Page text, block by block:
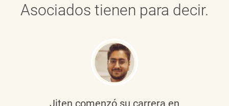
Asociados tienen para decir.
Jiten comenzó su carrera en